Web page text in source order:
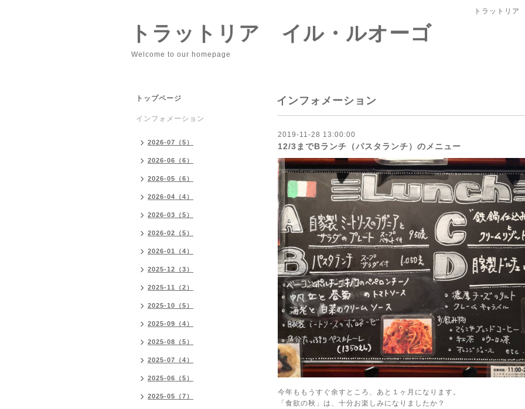
トラットリ
トラットリア イル・ルオーゴ
Welcome to our homepage
インフォメーション
2019-11-28 13:00:00
12/3までBランチ（パスタランチ）のメニュー
今年ももうすぐ余すところ、あと１ヶ月になります。
「食欲の秋」は、十分お楽しみになりましたか？
トップページ
インフォメーション
2026-07（5）
2026-06（6）
2026-05（6）
2026-04（4）
2026-03（5）
2026-02（5）
2026-01（4）
2025-12（3）
2025-11（2）
2025-10（5）
2025-09（4）
2025-08（5）
2025-07（4）
2025-06（5）
2025-05（7）